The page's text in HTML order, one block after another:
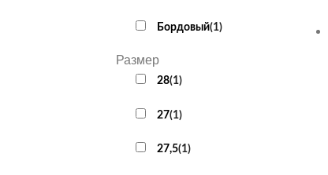
Бордовый(1)
Размер
28(1)
27(1)
27,5(1)